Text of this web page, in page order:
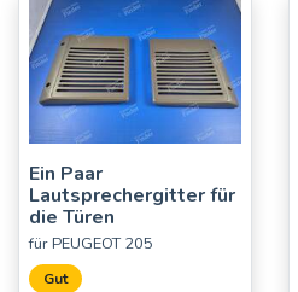
Ein Paar
Lautsprechergitter für
die Türen
für PEUGEOT 205
Gut